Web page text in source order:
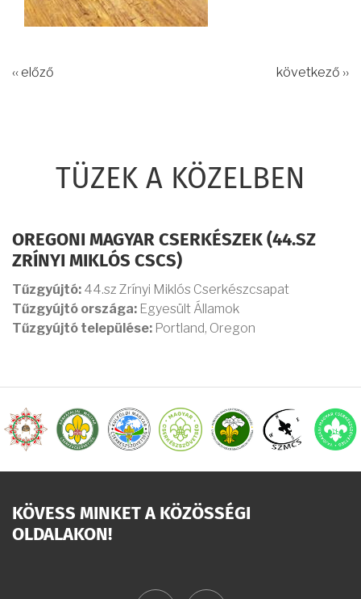
‹‹ előző következő ››
TÜZEK A KÖZELBEN
OREGONI MAGYAR CSERKÉSZEK (44.SZ
ZRÍNYI MIKLÓS CSCS)
Tűzgyújtó: 44.sz Zrínyi Miklós Cserkészcsapat
Tűzgyújtó országa: Egyesült Államok
Tűzgyújtó települése: Portland, Oregon
KÖVESS MINKET A KÖZÖSSÉGI
OLDALAKON!